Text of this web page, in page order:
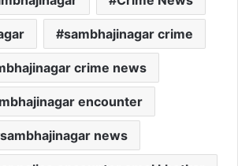
sambhajinagar crime
crime news
encounter
sambhajinagar news